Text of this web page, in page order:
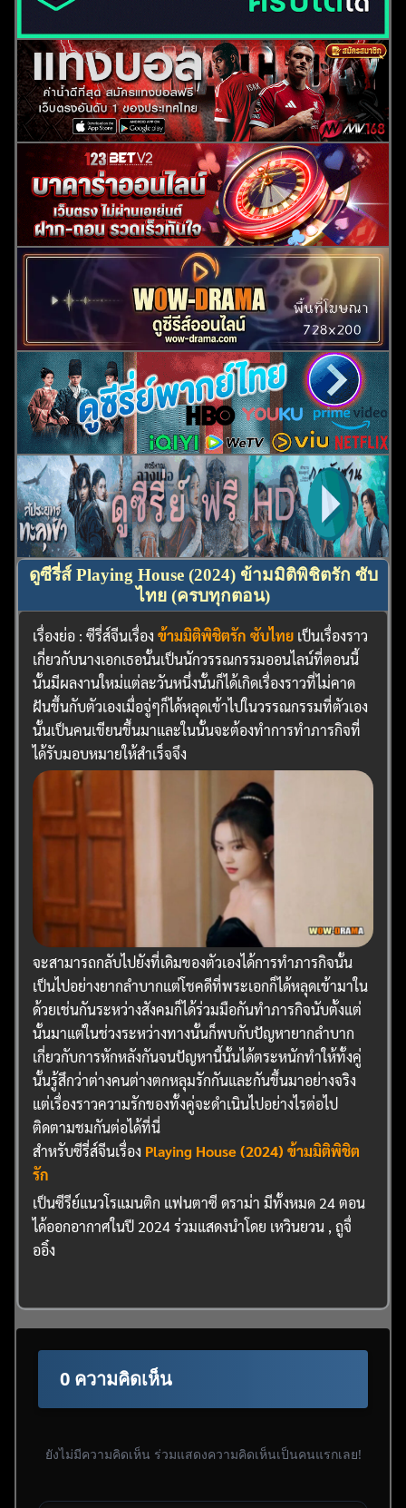
ค้นหา
สำหรับ:
ดูซีรี่ส์ Playing House (2024) ข้ามมิติพิชิตรัก ซับ
ไทย (ครบทุกตอน)
เรื่องย่อ : ซีรี่ส์จีนเรื่องข้ามมิติพิชิตรัก ซับไทย เป็นเรื่องราว
เกี่ยวกับนางเอกเธอนั้นเป็นนักวรรณกรรมออนไลน์ที่ตอนนี้
นั้นมีผลงานใหม่แต่ละวันหนึ่งนั้นก็ได้เกิดเรื่องราวที่ไม่คาด
ฝันขึ้นกับตัวเองเมื่อจู่ๆก็ได้หลุดเข้าไปในวรรณกรรมที่ตัวเอง
นั้นเป็นคนเขียนขึ้นมาและในนั้นจะต้องทำการทำภารกิจที่
ได้รับมอบหมายให้สำเร็จจึง
จะสามารถกลับไปยังที่เดิมของตัวเองได้การทำภารกิจนั้น
เป็นไปอย่างยากลำบากแต่โชคดีที่พระเอกก็ได้หลุดเข้ามาใน
ด้วยเช่นกันระหว่างสังคมก็ได้ร่วมมือกันทำภารกิจนับตั้งแต่
นั้นมาแต่ในช่วงระหว่างทางนั้นก็พบกับปัญหายากลำบาก
เกี่ยวกับการหักหลังกันจนปัญหานี้นั้นได้ตระหนักทำให้ทั้งคู่
นั้นรู้สึกว่าต่างคนต่างตกหลุมรักกันและกันขึ้นมาอย่างจริง
แต่เรื่องราวความรักของทั้งคู่จะดำเนินไปอย่างไรต่อไป
ติดตามชมกันต่อได้ที่นี่
สำหรับซีรี่ส์จีนเรื่อง Playing House (2024) ข้ามมิติพิชิต
รัก
เป็นซีรีย์แนวโรแมนติก แฟนตาซี ดราม่า มีทั้งหมด 24 ตอน
ได้ออกอากาศในปี 2024 ร่วมแสดงนำโดย เหวินยวน , ถูจื่
ออิ๋ง
0 ความคิดเห็น
ยังไม่มีความคิดเห็น ร่วมแสดงความคิดเห็นเป็นคนแรกเลย!